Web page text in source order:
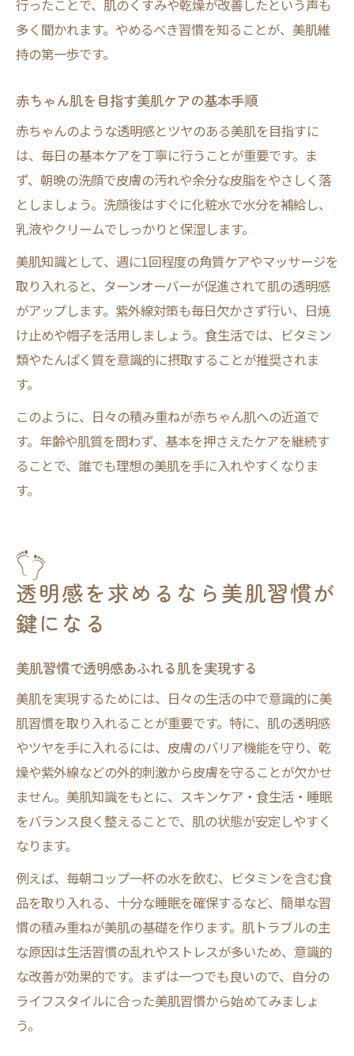
行ったことで、肌のくすみや乾燥が改善したという声も
多く聞かれます。やめるべき習慣を知ることが、美肌維
持の第一歩です。
赤ちゃん肌を目指す美肌ケアの基本手順
赤ちゃんのような透明感とツヤのある美肌を目指すに
は、毎日の基本ケアを丁寧に行うことが重要です。ま
ず、朝晩の洗顔で皮膚の汚れや余分な皮脂をやさしく落
としましょう。洗顔後はすぐに化粧水で水分を補給し、
乳液やクリームでしっかりと保湿します。
美肌知識として、週に1回程度の角質ケアやマッサージを
取り入れると、ターンオーバーが促進されて肌の透明感
がアップします。紫外線対策も毎日欠かさず行い、日焼
け止めや帽子を活用しましょう。食生活では、ビタミン
類やたんぱく質を意識的に摂取することが推奨されま
す。
このように、日々の積み重ねが赤ちゃん肌への近道で
す。年齢や肌質を問わず、基本を押さえたケアを継続す
ることで、誰でも理想の美肌を手に入れやすくなりま
す。
透明感を求めるなら美肌習慣が
鍵になる
美肌習慣で透明感あふれる肌を実現する
美肌を実現するためには、日々の生活の中で意識的に美
肌習慣を取り入れることが重要です。特に、肌の透明感
やツヤを手に入れるには、皮膚のバリア機能を守り、乾
燥や紫外線などの外的刺激から皮膚を守ることが欠かせ
ません。美肌知識をもとに、スキンケア・食生活・睡眠
をバランス良く整えることで、肌の状態が安定しやすく
なります。
例えば、毎朝コップ一杯の水を飲む、ビタミンを含む食
品を取り入れる、十分な睡眠を確保するなど、簡単な習
慣の積み重ねが美肌の基礎を作ります。肌トラブルの主
な原因は生活習慣の乱れやストレスが多いため、意識的
な改善が効果的です。まずは一つでも良いので、自分の
ライフスタイルに合った美肌習慣から始めてみましょ
う。